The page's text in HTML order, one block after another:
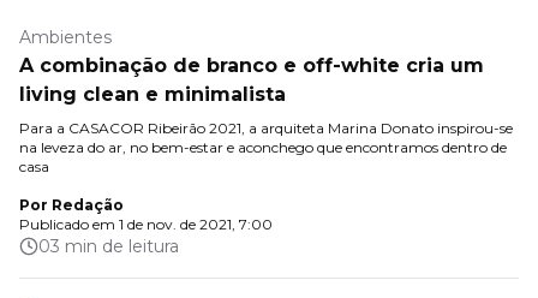
Ambientes
A combinação de branco e off-white cria um
living clean e minimalista
Para a CASACOR Ribeirão 2021, a arquiteta Marina Donato inspirou-se
na leveza do ar, no bem-estar e aconchego que encontramos dentro de
casa
Por Redação
Publicado em 1 de nov. de 2021, 7:00
03 min de leitura